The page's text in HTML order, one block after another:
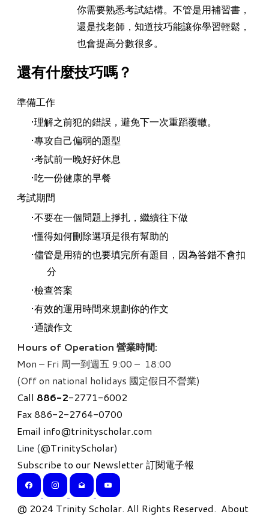
你需要熟悉考試結構。不管是用補習書，
還是找老師，知道技巧能讓你學習輕鬆，
也會提高分數很多。
還有什麼技巧嗎？
準備工作
理解之前犯的錯誤，避免下一次重蹈覆轍。
專攻自己偏弱的題型
考試前一晚好好休息
吃一份健康的早餐
考試期間
不要在一個問題上掙扎，繼續往下做
懂得如何刪除選項是很有幫助的
儘管是用猜的也要填完所有題目，因為答錯不會扣
分
檢查答案
有效的運用時間來規劃你的作文
通讀作文
Hours of Operation 營業時間:
Mon – Fri 周一到週五 9:00 – 18:00
(Off on national holidays 國定假日不營業)
Call 886-2-2771-6002
Fax 886-2-2764-0700
Email info@trinityscholar.com
Line (@TrinityScholar)
Subscribe to our Newsletter 訂閱電子報
​@ 2024 Trinity Scholar. All Rights Reserved. About